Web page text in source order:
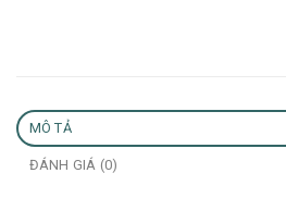
MÔ TẢ
ĐÁNH GIÁ (0)